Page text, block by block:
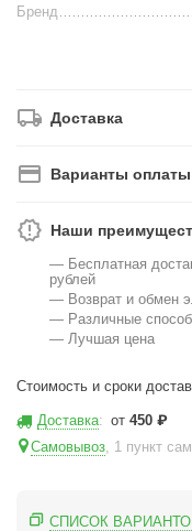
Бренд
Доставка
Варианты оплаты
Наши
— Бесплатная
рублей
— Возврат и обмен
— Различные
— Лучшая цена
Стоимость и сроки
Доставка: от450 ₽
Самовывоз, 1 пункт
СПИСОК